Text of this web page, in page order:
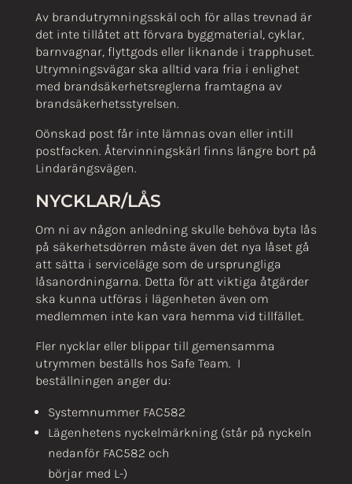
Av brandutrymningsskäl och för allas trevnad är
det inte tillåtet att förvara byggmaterial, cyklar,
barnvagnar, flyttgods eller liknande i trapphuset.
Utrymningsvägar ska alltid vara fria i enlighet
med brandsäkerhetsreglerna framtagna av
brandsäkerhetsstyrelsen.
Oönskad post får inte lämnas ovan eller intill
postfacken. Återvinningskärl finns längre bort på
Lindarängsvägen.
NYCKLAR/LÅS
Om ni av någon anledning skulle behöva byta lås
på säkerhetsdörren måste även det nya låset gå
att sätta i serviceläge som de ursprungliga
låsanordningarna. Detta för att viktiga åtgärder
ska kunna utföras i lägenheten även om
medlemmen inte kan vara hemma vid tillfället.
Fler nycklar eller blippar till gemensamma
utrymmen beställs hos Safe Team. I
beställningen anger du:
Systemnummer FAC582
Lägenhetens nyckelmärkning (står på nyckeln
nedanför FAC582 och
börjar med L-)